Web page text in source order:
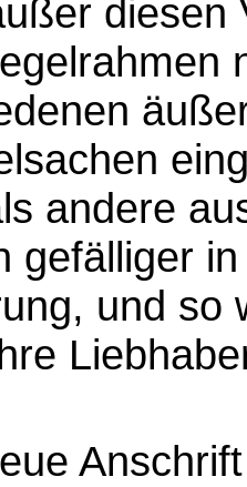
diesen
andere
gefälliger
und so